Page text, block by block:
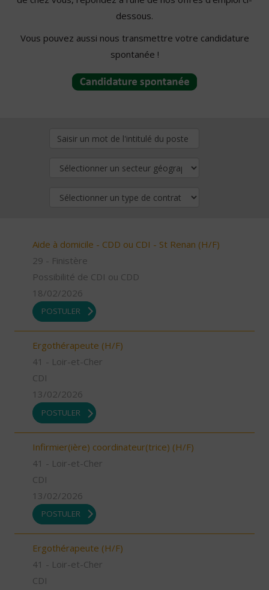
dessous.
Vous pouvez aussi nous transmettre votre candidature
spontanée !
Aide à domicile - CDD ou CDI - St Renan (H/F)
29 - Finistère
Possibilité de CDI ou CDD
18/02/2026
POSTULER
Ergothérapeute (H/F)
41 - Loir-et-Cher
CDI
13/02/2026
POSTULER
Infirmier(ière) coordinateur(trice) (H/F)
41 - Loir-et-Cher
CDI
13/02/2026
POSTULER
Ergothérapeute (H/F)
41 - Loir-et-Cher
CDI